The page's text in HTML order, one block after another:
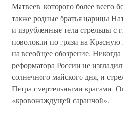
Матвеев, которого более всего
также родные братья царицы
и изрубленные тела стрельцы с
поволокли по грязи на Красную
на всеобщее обозрение.
реформатора России не
солнечного майского дня, и
Петра смертельными врагами.
«кровожаждущей саранчой».